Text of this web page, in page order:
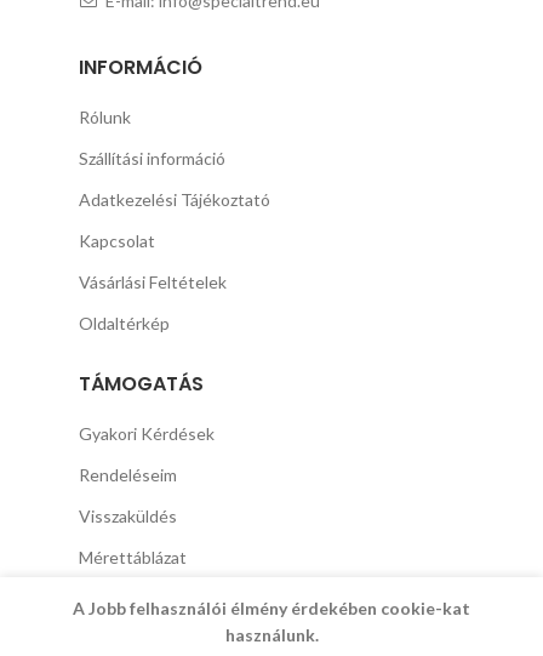
INFORMÁCIÓ
Rólunk
Szállítási információ
Adatkezelési Tájékoztató
Kapcsolat
Vásárlási Feltételek
Oldaltérkép
TÁMOGATÁS
Gyakori Kérdések
Rendeléseim
Visszaküldés
Mérettáblázat
A Jobb felhasználói élmény érdekében cookie-kat
használunk.